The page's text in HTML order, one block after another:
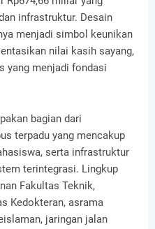
infrastruktur. Desain
menjadi simbol keunikan
nilai kasih sayang,
yang menjadi fondasi
bagian dari
terpadu yang mencakup
serta infrastruktur
terintegrasi. Lingkup
Fakultas Teknik,
Kedokteran, asrama
jaringan jalan